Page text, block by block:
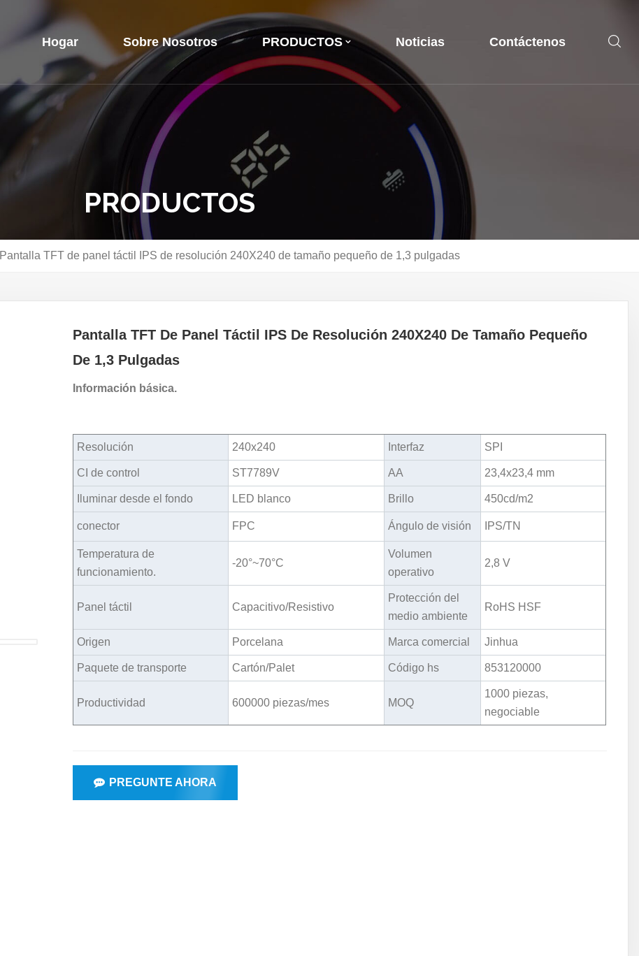
Hogar Sobre Nosotros PRODUCTOS Noticias Contáctenos
PRODUCTOS
Pantalla TFT de panel táctil IPS de resolución 240X240 de tamaño pequeño de 1,3 pulgadas
Pantalla TFT De Panel Táctil IPS De Resolución 240X240 De Tamaño Pequeño
De 1,3 Pulgadas
Información básica.
Resolución 240x240 Interfaz SPI
CI de control ST7789V AA 23,4x23,4 mm
Iluminar desde el fondo LED blanco Brillo 450cd/m2
conector FPC Ángulo de visión IPS/TN
Temperatura de
funcionamiento.
-20°~70°C
Volumen
operativo
2,8 V
Panel táctil Capacitivo/Resistivo
Protección del
medio ambiente
RoHS HSF
Origen Porcelana Marca comercial Jinhua
Paquete de transporte Cartón/Palet Código hs 853120000
Productividad 600000 piezas/mes MOQ
1000 piezas,
negociable
PREGUNTE AHORA